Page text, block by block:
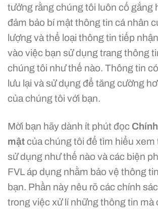
tưởng rằng chúng tôi luôn cố gắng
đảm bảo bí mật thông tin cá nhân
lượng và thể loại thông tin tiếp
vào việc bạn sử dụng trang thông
chúng tôi như thế nào. Thông tin
lưu lại và sử dụng để tăng cường
của chúng tôi với bạn.
Mời bạn hãy dành ít phút đọc
mậtcủa chúng tôi để tìm hiểu
sử dụng như thế nào và các biện
FVL áp dụng nhằm bảo vệ thông
bạn. Phần này nêu rõ các chính
trong việc xử lí những thông tin mà